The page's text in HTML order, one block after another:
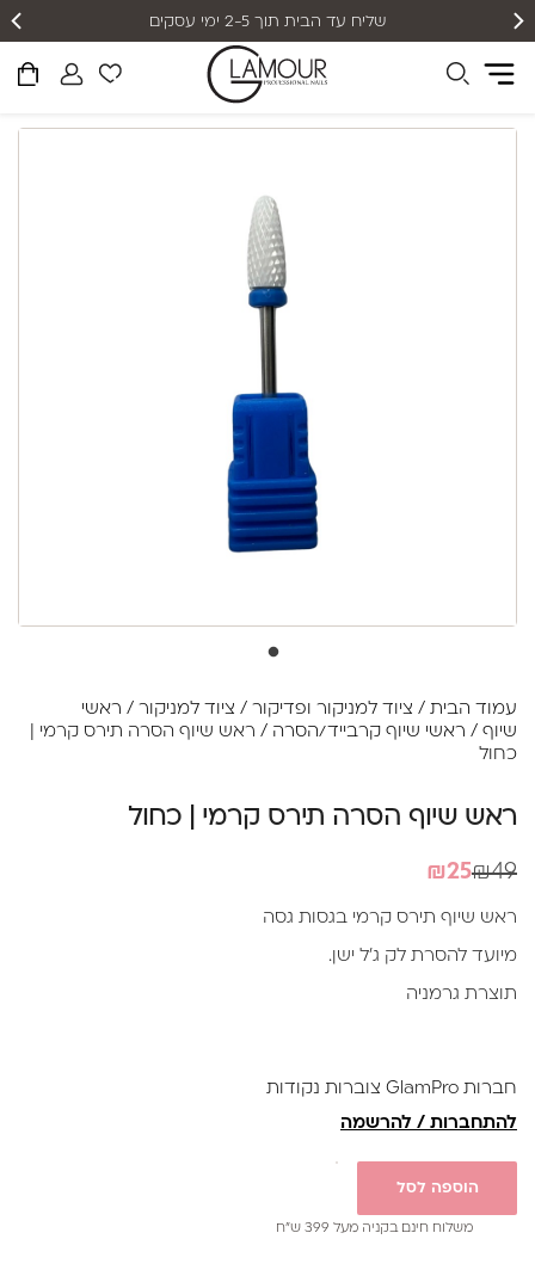
שליח עד הבית תוך 2-5 ימי עסקים
עמוד הבית / ציוד למניקור ופדיקור / ציוד למניקור / ראשי
שיוף / ראשי שיוף קרבייד/הסרה / ראש שיוף הסרה תירס קרמי |
כחול
ראש שיוף הסרה תירס קרמי | כחול
₪49
המחיר
₪49.
₪25
המחיר
₪25.
ראש שיוף תירס קרמי בגסות גסה
מיועד להסרת לק ג'ל ישן.
תוצרת גרמניה
חברות GlamPro צוברות נקודות
להתחברות / להרשמה
הוספה לסל
משלוח חינם בקניה מעל 399 ש”ח